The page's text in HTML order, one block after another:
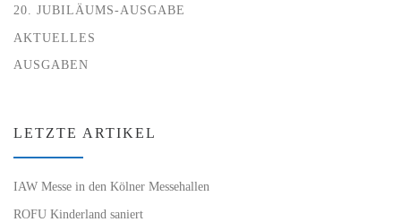
20. JUBILÄUMS-AUSGABE
AKTUELLES
AUSGABEN
LETZTE ARTIKEL
IAW Messe in den Kölner Messehallen
ROFU Kinderland saniert